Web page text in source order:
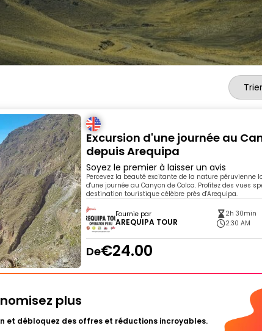
Excursion d'une journée au
depuis Arequipa
Soyez le premier à laisser un avis
Percevez la beauté excitante de la nature péruvienne
d'une journée au Canyon de Colca. Profitez des vues
destination touristique célèbre près d'Arequipa.
Fournie par
AREQUIPA TOUR
2h 30min
2:30 AM
De€24.00
plus
et débloquez des offres et réductions incroyables.